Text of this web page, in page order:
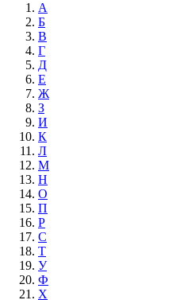
А
Б
В
Г
Д
Е
Ж
З
И
К
Л
М
Н
О
П
Р
С
Т
У
Ф
Х